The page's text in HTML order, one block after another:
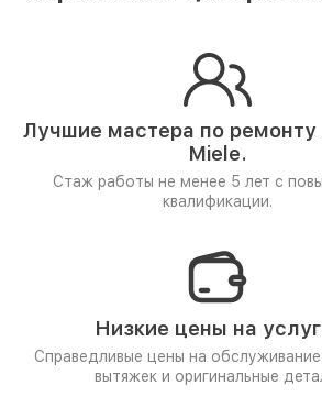
Лучшие мастера по ремонту
Miele.
Стаж работы не менее 5 лет с
квалификации.
Низкие цены на
Справедливые цены на
вытяжек и оригинальные